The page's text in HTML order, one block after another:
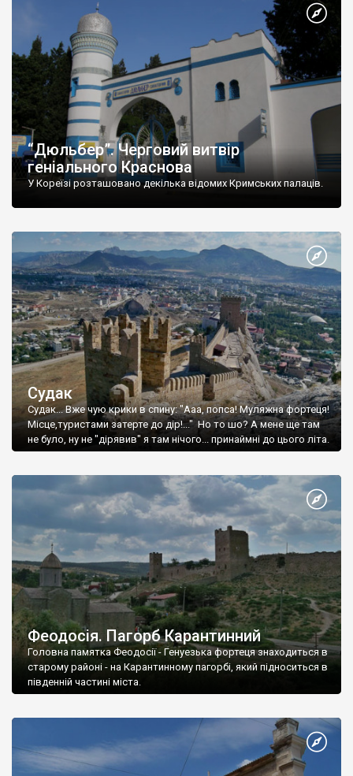
“Дюльбер”. Черговий витвір
геніального Краснова
У Кореїзі розташовано декілька відомих Кримських палаців.
Судак
Судак... Вже чую крики в спину: "Ааа, попса! Муляжна фортеця!
Місце,туристами затерте до дір!..." Но то шо? А мене ще там
не було, ну не "дірявив" я там нічого... принаймні до цього літа.
Феодосія. Пагорб Карантинний
Головна памятка Феодосії - Генуезька фортеця знаходиться в
старому районі - на Карантинному пагорбі, який підноситься в
південній частині міста.